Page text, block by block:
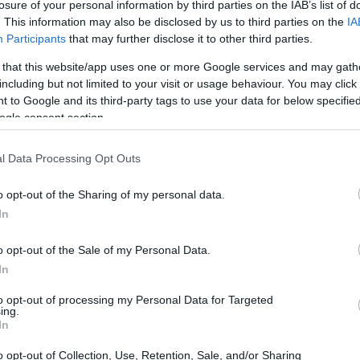
of your personal information by third parties on the IAB’s list of
This information may also be disclosed by us to third parties on the
Participants that may further disclose it to other third parties.
that this website/app uses one or more Google services and may
but not limited to your visit or usage behaviour. You may
to Google and its third-party tags to use your data for below
consent section.
Data Processing Opt Outs
opt-out of the Sharing of my personal data.
opt-out of the Sale of my Personal Data.
opt-out of processing my Personal Data for Targeted
opt-out of Collection, Use, Retention, Sale, and/or Sharing